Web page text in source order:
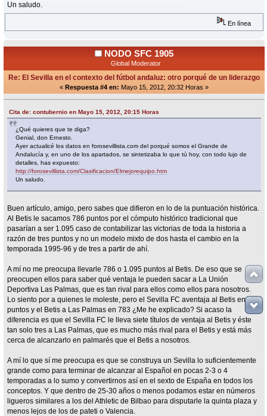
Un saludo.
En línea
NODO SFC 1905
Global Moderator
Re: El Sevilla en el contexto del fútbol andaluz: otro porqué de un liderazgo
« Respuesta #4 en: Mayo 15, 2012, 20:32 Horas »
Cita de: contubernio en Mayo 15, 2012, 20:15 Horas
¿Qué quieres que te diga?
Genial, don Ernesto.
Ayer actualicé los datos en forosevillista.com del porqué somos el Grande de
Andalucía y, en uno de los apartados, se sintetizaba lo que tú hoy, con todo lujo de
detalles, has expuesto:
http://forosevillista.com/Clasificacion/Elmejorequipo.htm
Un saludo.
Buen artículo, amigo, pero sabes que difieron en lo de la puntuación histórica.
Al Betis le sacamos 786 puntos por el cómputo histórico tradicional que
pasarían a ser 1.095 caso de contabilizar las victorias de toda la historia a
razón de tres puntos y no un modelo mixto de dos hasta el cambio en la
temporada 1995-96 y de tres a partir de ahí.
A mí no me preocupa llevarle 786 o 1.095 puntos al Betis. De eso que se
preocupen ellos para saber qué ventaja le pueden sacar a La Unión
Deportiva Las Palmas, que es tan rival para ellos como ellos para nosotros.
Lo siento por a quienes le moleste, pero el Sevilla FC aventaja al Betis en 786
puntos y el Betis a Las Palmas en 783 ¿Me he explicado? Si acaso la
diferencia es que el Sevilla FC le lleva siete títulos de ventaja al Betis y éste
tan solo tres a Las Palmas, que es mucho más rival para el Betis y está más
cerca de alcanzarlo en palmarés que el Betis a nosotros.
A mí lo que sí me preocupa es que se construya un Sevilla lo suficientemente
grande como para terminar de alcanzar al Español en pocas 2-3 o 4
temporadas a lo sumo y convertirnos así en el sexto de España en todos los
conceptos. Y que dentro de 25-30 años o menos podamos estar en números
ligueros similares a los del Athletic de Bilbao para disputarle la quinta plaza y
menos lejos de los de pateti o Valencia.